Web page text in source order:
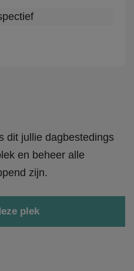
dit jullie dagbestedings
en beheer alle
zijn.
plek